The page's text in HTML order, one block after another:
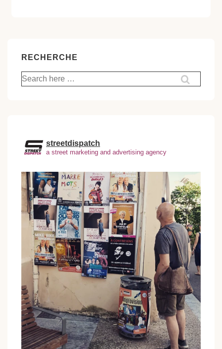
RECHERCHE
Recherche
pour:
streetdispatch
a street marketing and advertising agency